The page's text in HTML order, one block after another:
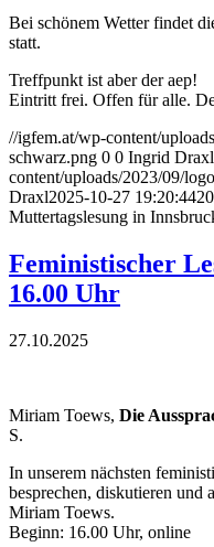
Bei schönem Wetter findet
statt.
Treffpunkt ist aber der aep!
Eintritt frei. Offen für alle.
//igfem.at/wp-content/
schwarz.png 0 0 Ingrid Draxl
content/uploads/2023/09/
Draxl2025-10-27 19:20:44
Muttertagslesung in
Feministischer
16.00 Uhr
27.10.2025
Miriam Toews, Die
S.
In unserem nächsten
besprechen, diskutieren und
Miriam Toews.
Beginn: 16.00 Uhr, online